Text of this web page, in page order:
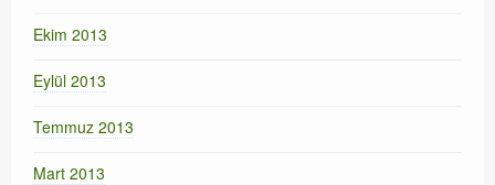
Ekim 2013
Eylül 2013
Temmuz 2013
Mart 2013